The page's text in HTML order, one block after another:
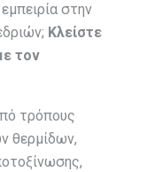
στην
Κλείστε
τον
τρόπους
θερμίδων,